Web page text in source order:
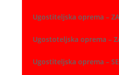
Ugostiteljska oprema – ZA
Ugostoteljska oprema –
Ugostiteljska oprema –